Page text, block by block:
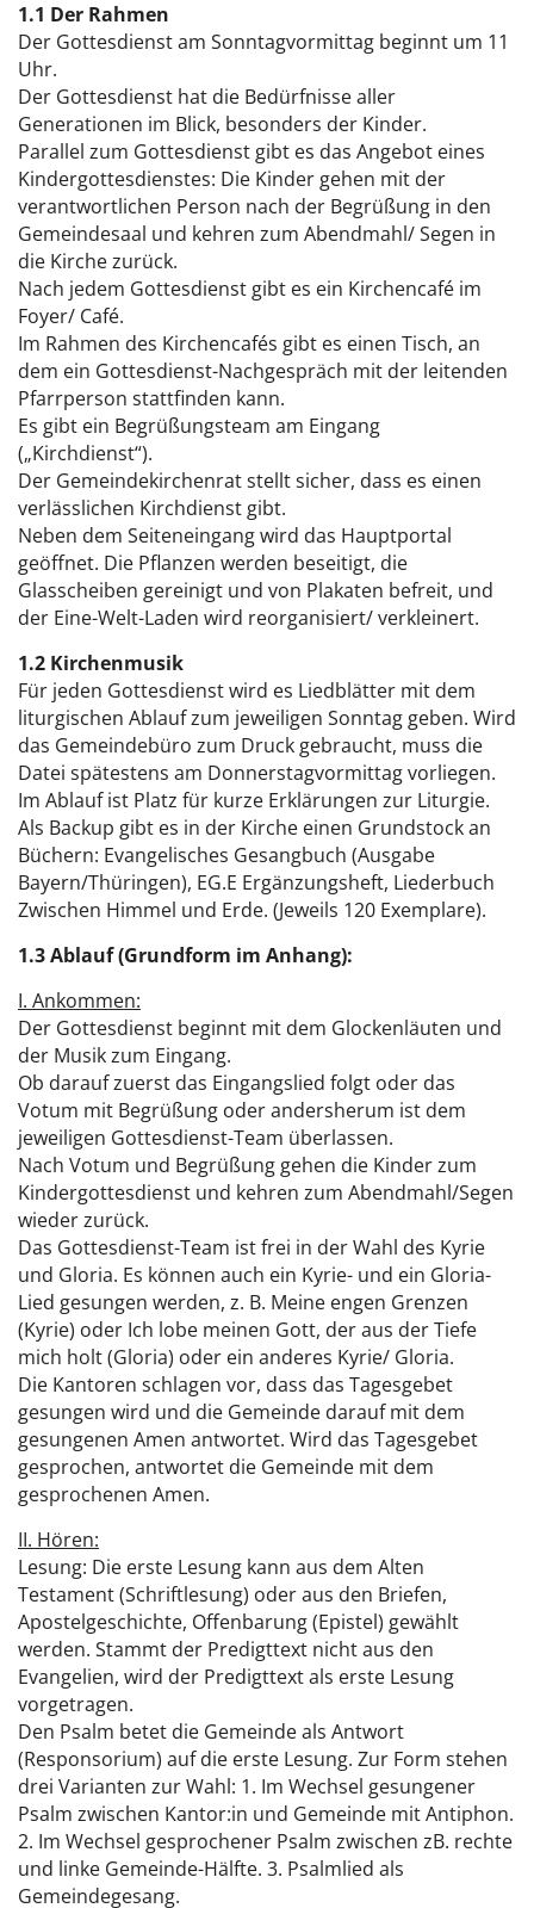
1.1 Der Rahmen
Der Gottesdienst am Sonntagvormittag beginnt um 11
Uhr.
Der Gottesdienst hat die Bedürfnisse aller
Generationen im Blick, besonders der Kinder.
Parallel zum Gottesdienst gibt es das Angebot eines
Kindergottesdienstes: Die Kinder gehen mit der
verantwortlichen Person nach der Begrüßung in den
Gemeindesaal und kehren zum Abendmahl/ Segen in
die Kirche zurück.
Nach jedem Gottesdienst gibt es ein Kirchencafé im
Foyer/ Café.
Im Rahmen des Kirchencafés gibt es einen Tisch, an
dem ein Gottesdienst-Nachgespräch mit der leitenden
Pfarrperson stattfinden kann.
Es gibt ein Begrüßungsteam am Eingang
(„Kirchdienst“).
Der Gemeindekirchenrat stellt sicher, dass es einen
verlässlichen Kirchdienst gibt.
Neben dem Seiteneingang wird das Hauptportal
geöffnet. Die Pflanzen werden beseitigt, die
Glasscheiben gereinigt und von Plakaten befreit, und
der Eine-Welt-Laden wird reorganisiert/ verkleinert.
1.2 Kirchenmusik
Für jeden Gottesdienst wird es Liedblätter mit dem
liturgischen Ablauf zum jeweiligen Sonntag geben. Wird
das Gemeindebüro zum Druck gebraucht, muss die
Datei spätestens am Donnerstagvormittag vorliegen.
Im Ablauf ist Platz für kurze Erklärungen zur Liturgie.
Als Backup gibt es in der Kirche einen Grundstock an
Büchern: Evangelisches Gesangbuch (Ausgabe
Bayern/Thüringen), EG.E Ergänzungsheft, Liederbuch
Zwischen Himmel und Erde. (Jeweils 120 Exemplare).
1.3 Ablauf (Grundform im Anhang):
I. Ankommen:
Der Gottesdienst beginnt mit dem Glockenläuten und
der Musik zum Eingang.
Ob darauf zuerst das Eingangslied folgt oder das
Votum mit Begrüßung oder andersherum ist dem
jeweiligen Gottesdienst-Team überlassen.
Nach Votum und Begrüßung gehen die Kinder zum
Kindergottesdienst und kehren zum Abendmahl/Segen
wieder zurück.
Das Gottesdienst-Team ist frei in der Wahl des Kyrie
und Gloria. Es können auch ein Kyrie- und ein Gloria-
Lied gesungen werden, z. B. Meine engen Grenzen
(Kyrie) oder Ich lobe meinen Gott, der aus der Tiefe
mich holt (Gloria) oder ein anderes Kyrie/ Gloria.
Die Kantoren schlagen vor, dass das Tagesgebet
gesungen wird und die Gemeinde darauf mit dem
gesungenen Amen antwortet. Wird das Tagesgebet
gesprochen, antwortet die Gemeinde mit dem
gesprochenen Amen.
II. Hören:
Lesung: Die erste Lesung kann aus dem Alten
Testament (Schriftlesung) oder aus den Briefen,
Apostelgeschichte, Offenbarung (Epistel) gewählt
werden. Stammt der Predigttext nicht aus den
Evangelien, wird der Predigttext als erste Lesung
vorgetragen.
Den Psalm betet die Gemeinde als Antwort
(Responsorium) auf die erste Lesung. Zur Form stehen
drei Varianten zur Wahl: 1. Im Wechsel gesungener
Psalm zwischen Kantor:in und Gemeinde mit Antiphon.
2. Im Wechsel gesprochener Psalm zwischen zB. rechte
und linke Gemeinde-Hälfte. 3. Psalmlied als
Gemeindegesang.